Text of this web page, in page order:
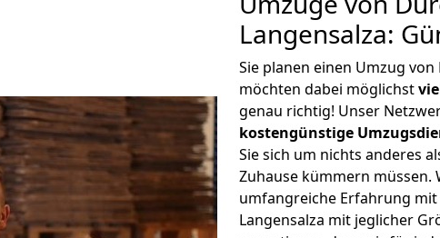
Langensalza:
Sie planen einen Umzug
möchten dabei möglichst
genau richtig! Unser
kostengünstige
Sie sich um nichts anderes
Zuhause kümmern
umfangreiche Erfahrung
Langensalza mit jeglicher